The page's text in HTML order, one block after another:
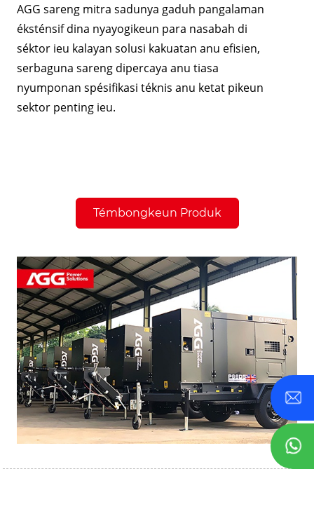
AGG sareng mitra sadunya gaduh pangalaman
éksténsif dina nyayogikeun para nasabah di
séktor ieu kalayan solusi kakuatan anu efisien,
serbaguna sareng dipercaya anu tiasa
nyumponan spésifikasi téknis anu ketat pikeun
sektor penting ieu.
Témbongkeun Produk